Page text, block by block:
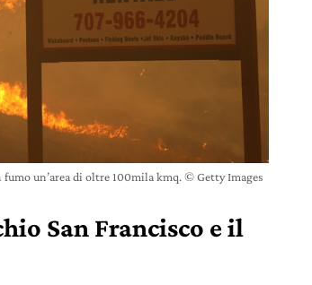
un’area di oltre 100mila kmq. © Getty Images
San Francisco e il